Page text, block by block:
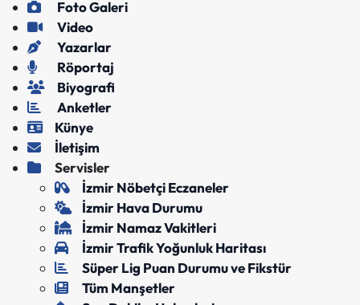
Foto Galeri
Video
Yazarlar
Röportaj
Biyografi
Anketler
Künye
İletişim
Servisler
İzmir Nöbetçi Eczaneler
İzmir Hava Durumu
İzmir Namaz Vakitleri
İzmir Trafik Yoğunluk Haritası
Süper Lig Puan Durumu ve Fikstür
Tüm Manşetler